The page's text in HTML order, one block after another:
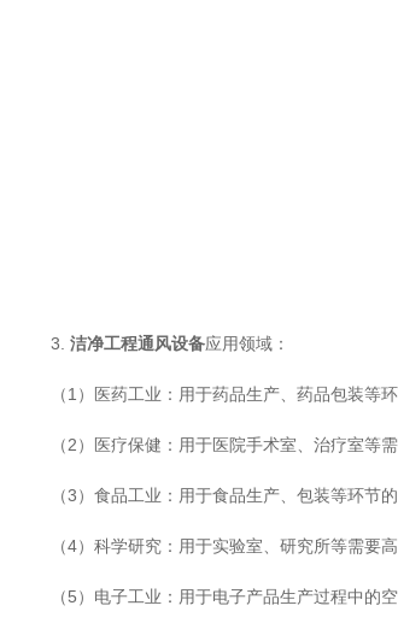
3. 洁净工程通风设备应用领域：
（1）医药工业：用于药品生产、药品包装等
（2）医疗保健：用于医院手术室、治疗室等
（3）食品工业：用于食品生产、包装等环节
（4）科学研究：用于实验室、研究所等需要
（5）电子工业：用于电子产品生产过程中的